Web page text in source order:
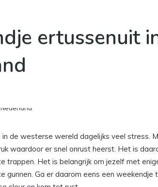
ertussenuit
in de westerse wereld dagelijks veel stress.
waardoor er snel onrust heerst. Het is
trappen. Het is belangrijk om jezelf met
gunnen. Ga er daarom eens een weekendje